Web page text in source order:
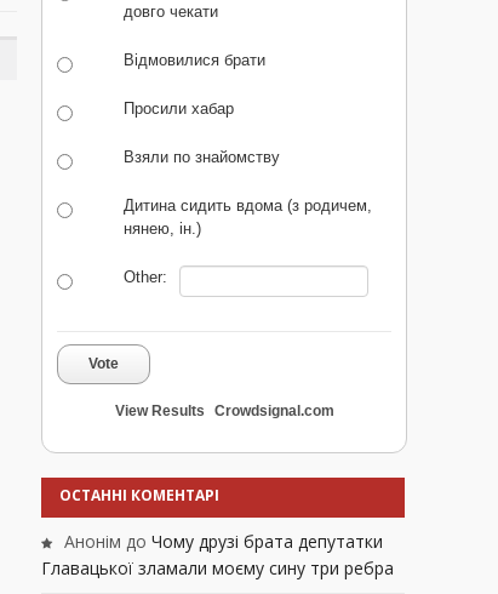
довго чекати
Відмовилися брати
Просили хабар
Взяли по знайомству
Дитина сидить вдома (з родичем,
нянею, ін.)
Other:
Vote
View Results Crowdsignal.com
ОСТАННІ КОМЕНТАРІ
Анонім до Чому друзі брата депутатки
Главацької зламали моєму сину три ребра